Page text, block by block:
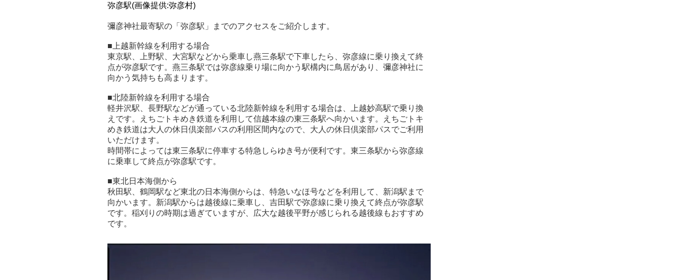
弥彦駅(画像提供:弥彦村)
彌彦神社最寄駅の「弥彦駅」までのアクセスをご紹介します。
■上越新幹線を利用する場合
東京駅、上野駅、大宮駅などから乗車し燕三条駅で下車したら、弥彦線に乗り換えて終
点が弥彦駅です。燕三条駅では弥彦線乗り場に向かう駅構内に鳥居があり、彌彦神社に
向かう気持ちも高まります。
■北陸新幹線を利用する場合
軽井沢駅、長野駅などが通っている北陸新幹線を利用する場合は、上越妙高駅で乗り換
えです。えちごトキめき鉄道を利用して信越本線の東三条駅へ向かいます。えちごトキ
めき鉄道は大人の休日倶楽部パスの利用区間内なので、大人の休日倶楽部パスでご利用
いただけます。
時間帯によっては東三条駅に停車する特急しらゆき号が便利です。東三条駅から弥彦線
に乗車して終点が弥彦駅です。
■東北日本海側から
秋田駅、鶴岡駅など東北の日本海側からは、特急いなほ号などを利用して、新潟駅まで
向かいます。新潟駅からは越後線に乗車し、吉田駅で弥彦線に乗り換えて終点が弥彦駅
です。稲刈りの時期は過ぎていますが、広大な越後平野が感じられる越後線もおすすめ
です。